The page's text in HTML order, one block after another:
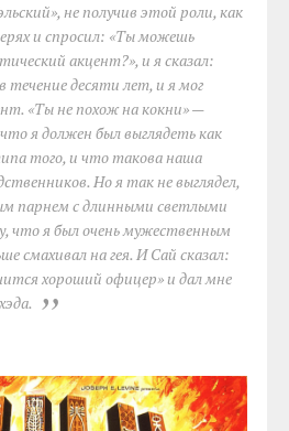
не получив этой роли, как
и спросил: «Ты можешь
акцент?», и я сказал:
течение десяти лет, и я мог
«Ты не похож на кокни» —
я должен был выглядеть как
того, и что такова наша
Но я так не выглядел,
парнем с длинными светлыми
что я был очень мужественным
смахивал на гея. И Сай сказал:
хороший офицер» и дал мне